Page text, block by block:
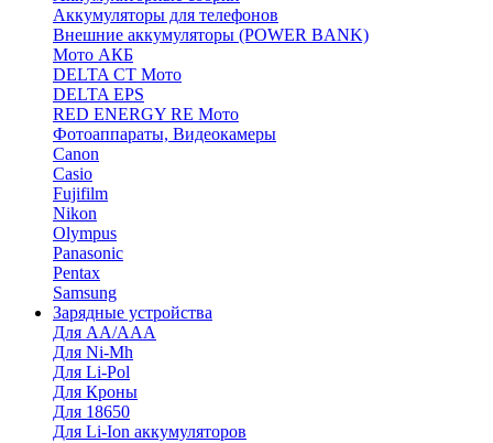
Аккумуляторы для телефонов
Внешние аккумуляторы (POWER BANK)
Мото АКБ
DELTA CT Мото
DELTA EPS
RED ENERGY RE Мото
Фотоаппараты, Видеокамеры
Canon
Casio
Fujifilm
Nikon
Olympus
Panasonic
Pentax
Samsung
Зарядные устройства
Для AA/AAA
Для Ni-Mh
Для Li-Pol
Для Кроны
Для 18650
Для Li-Ion аккумуляторов